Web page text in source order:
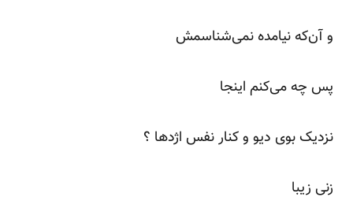
و آن‌که نیامده نمی‌شناسمش
پس چه می‌کنم اینجا
نزدیک بوی دیو و کنار نفس اژدها ؟
زنی زیبا